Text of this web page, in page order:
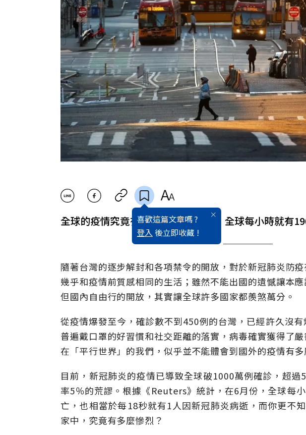
喜歡這篇文章嗎 ?
登入 後立即收藏 !
全球的疫情究竟有多嚴重？在6月份，全球每小時就有
隨著台灣的逐步解封和各項禁令的開放，對於新冠肺炎防
幾乎和疫情前質感相同的生活；雖然不能出國的遺憾讓本
但國內自由行的開放，其實讓全球許多國家都羨煞萬分。
從疫情爆發至今，確診數不到450例的台灣，已經許久沒
普遍戴口罩的好習慣和社交距離的落實，病毒確實獲得了
在「平行世界」的我們，似乎並不能體會到國外的疫情有多
目前，新冠肺炎的疫情已導致全球破1000萬例確診，超
率5％的荒謬。根據《Reuters》統計，在6月份，全球每
亡，也相當於每18秒就有1人因新冠肺炎病逝，而你更不
家中，究竟有多麼慘烈？